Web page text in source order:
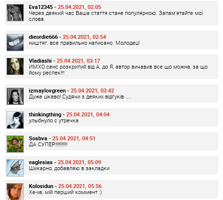
Eva12345 - 25.04.2021, 02:05
Через деякий час Ваша стаття стане популярною. Запам'ятайте мої
слова.
dieordie666 - 25.04.2021, 02:54
ништяг, все правильно написано. Молодец!
Vladiashi - 25.04.2021, 03:17
ИМХО сенс розкритий від А, до Я, автор вичавив все що можна, за що
йому респект!
izmaylovgreen - 25.04.2021, 03:42
Дуже цікаво! Судячи з деяких відгуків ....
thinkingthing - 25.04.2021, 04:04
улыбнуло с утречка
Sosbva - 25.04.2021, 04:51
ДА СУПЕР!!!!!!!!!!!!
eaglesias - 25.04.2021, 05:09
Шикарно, добавляю в закладки
Kolosidun - 25.04.2021, 05:56
Хе-хе, мій перший коммент :)